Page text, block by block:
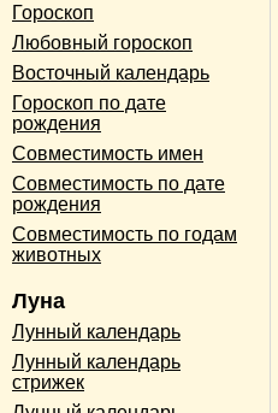
Гороскоп
Любовный гороскоп
Восточный календарь
Гороскоп по дате
рождения
Совместимость имен
Совместимость по дате
рождения
Совместимость по годам
животных
Луна
Лунный календарь
Лунный календарь
стрижек